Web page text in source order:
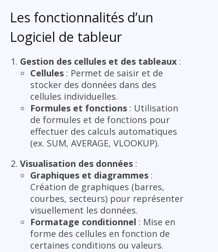
Les fonctionnalités d’un
Logiciel de tableur
Gestion des cellules et des tableaux :
Cellules : Permet de saisir et de
stocker des données dans des
cellules individuelles.
Formules et fonctions : Utilisation
de formules et de fonctions pour
effectuer des calculs automatiques
(ex. SUM, AVERAGE, VLOOKUP).
Visualisation des données :
Graphiques et diagrammes :
Création de graphiques (barres,
courbes, secteurs) pour représenter
visuellement les données.
Formatage conditionnel : Mise en
forme des cellules en fonction de
certaines conditions ou valeurs.